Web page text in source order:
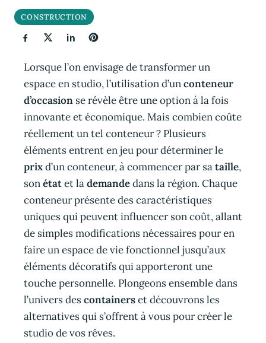
CONSTRUCTION
Lorsque l’on envisage de transformer un
espace en studio, l’utilisation d’unconteneur
d’occasion se révèle être une option à la fois
innovante et économique. Mais combien coûte
réellement un tel conteneur ? Plusieurs
éléments entrent en jeu pour déterminer le
prixd’un conteneur, à commencer par sataille,
sonétatet lademandedans la région. Chaque
conteneur présente des caractéristiques
uniques qui peuvent influencer son coût, allant
de simples modifications nécessaires pour en
faire un espace de vie fonctionnel jusqu’aux
éléments décoratifs qui apporteront une
touche personnelle. Plongeons ensemble dans
l’univers descontainerset découvrons les
alternatives qui s’offrent à vous pour créer le
studio de vos rêves.